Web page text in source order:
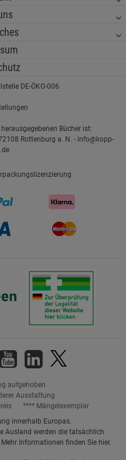
DE-ÖKO-006
Bücher ist:
Rottenburg a. N. - info@kopp-
aufgehoben
Ausstattung
**** Mängelexemplar
innerhalb Europas.
Ausland werden die tatsächlich
Informationen finden Sie hier.